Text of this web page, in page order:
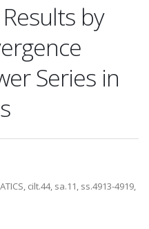
by
Series in
cilt.44, sa.11, ss.4913-4919,